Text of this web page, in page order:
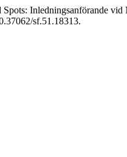
Inledningsanförande
sf.51.18313.